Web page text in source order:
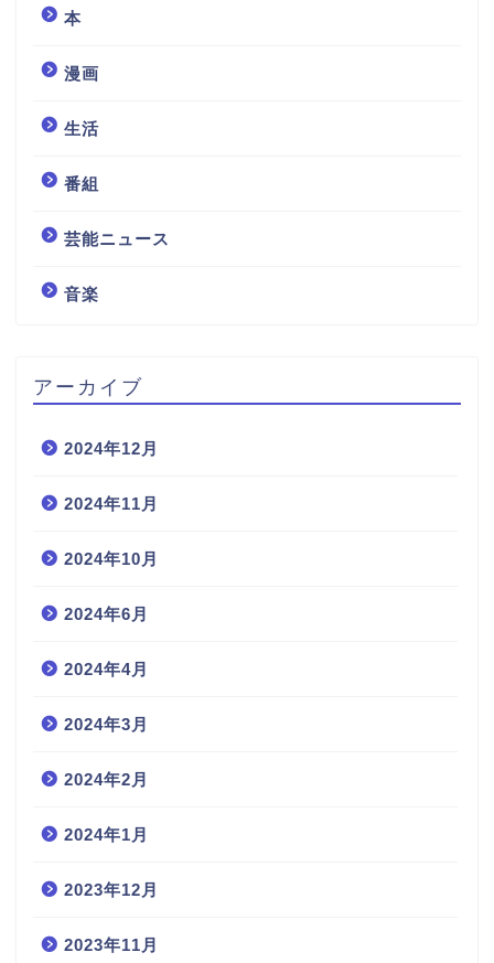
本
漫画
生活
番組
芸能ニュース
音楽
アーカイブ
2024年12月
2024年11月
2024年10月
2024年6月
2024年4月
2024年3月
2024年2月
2024年1月
2023年12月
2023年11月